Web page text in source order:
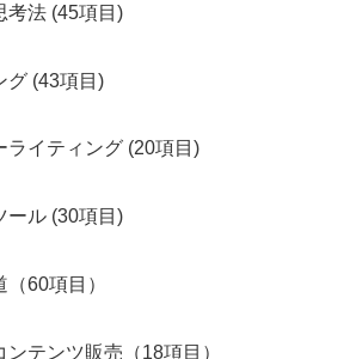
考法 (45項目)
グ (43項目)
ライティング (20項目)
ール (30項目)
60項目）
テンツ販売（18項目）